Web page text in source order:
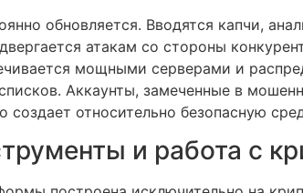
обновляется. Вводятся капчи,
атакам со стороны
мощными серверами и
Аккаунты, замеченные в
создает относительно безопасную
и работа с